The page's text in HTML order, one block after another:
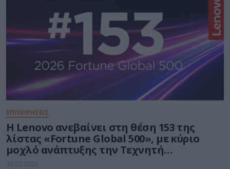
ΕΠΙΧΕΙΡΗΣΕΙΣ
Η Lenovo ανεβαίνει στη θέση 153 της
λίστας «Fortune Global 500», με κύριο
μοχλό ανάπτυξης την Τεχνητή
Νοημοσύνη
30.07.2026